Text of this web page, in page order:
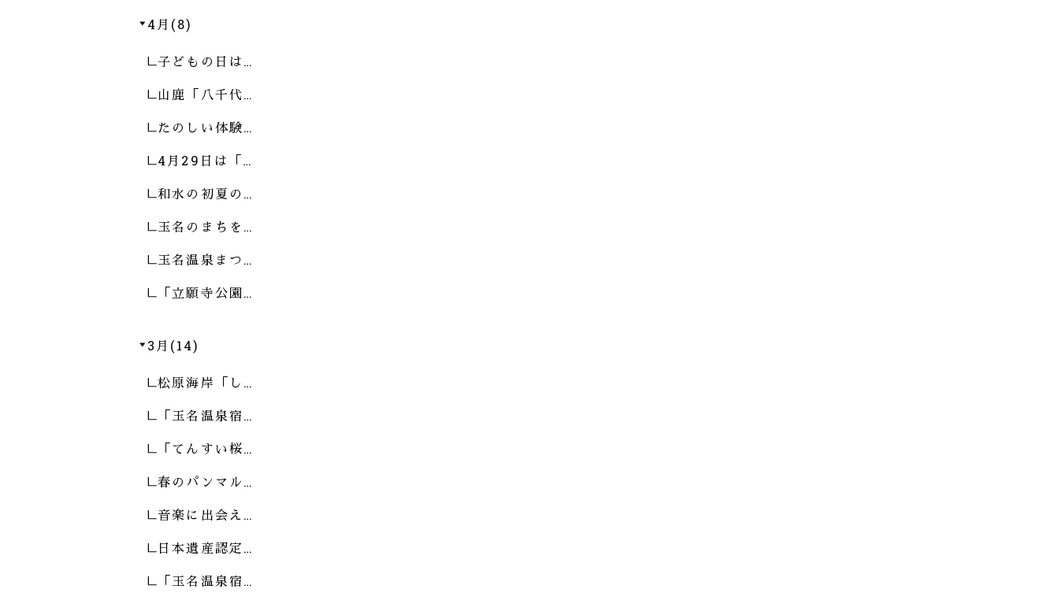
4月(8)
子どもの日は…
山鹿「八千代…
たのしい体験…
4月29日は「…
和水の初夏の…
玉名のまちを…
玉名温泉まつ…
「立願寺公園…
3月(14)
松原海岸「し…
「玉名温泉宿…
「てんすい桜…
春のパンマル…
音楽に出会え…
日本遺産認定…
「玉名温泉宿…